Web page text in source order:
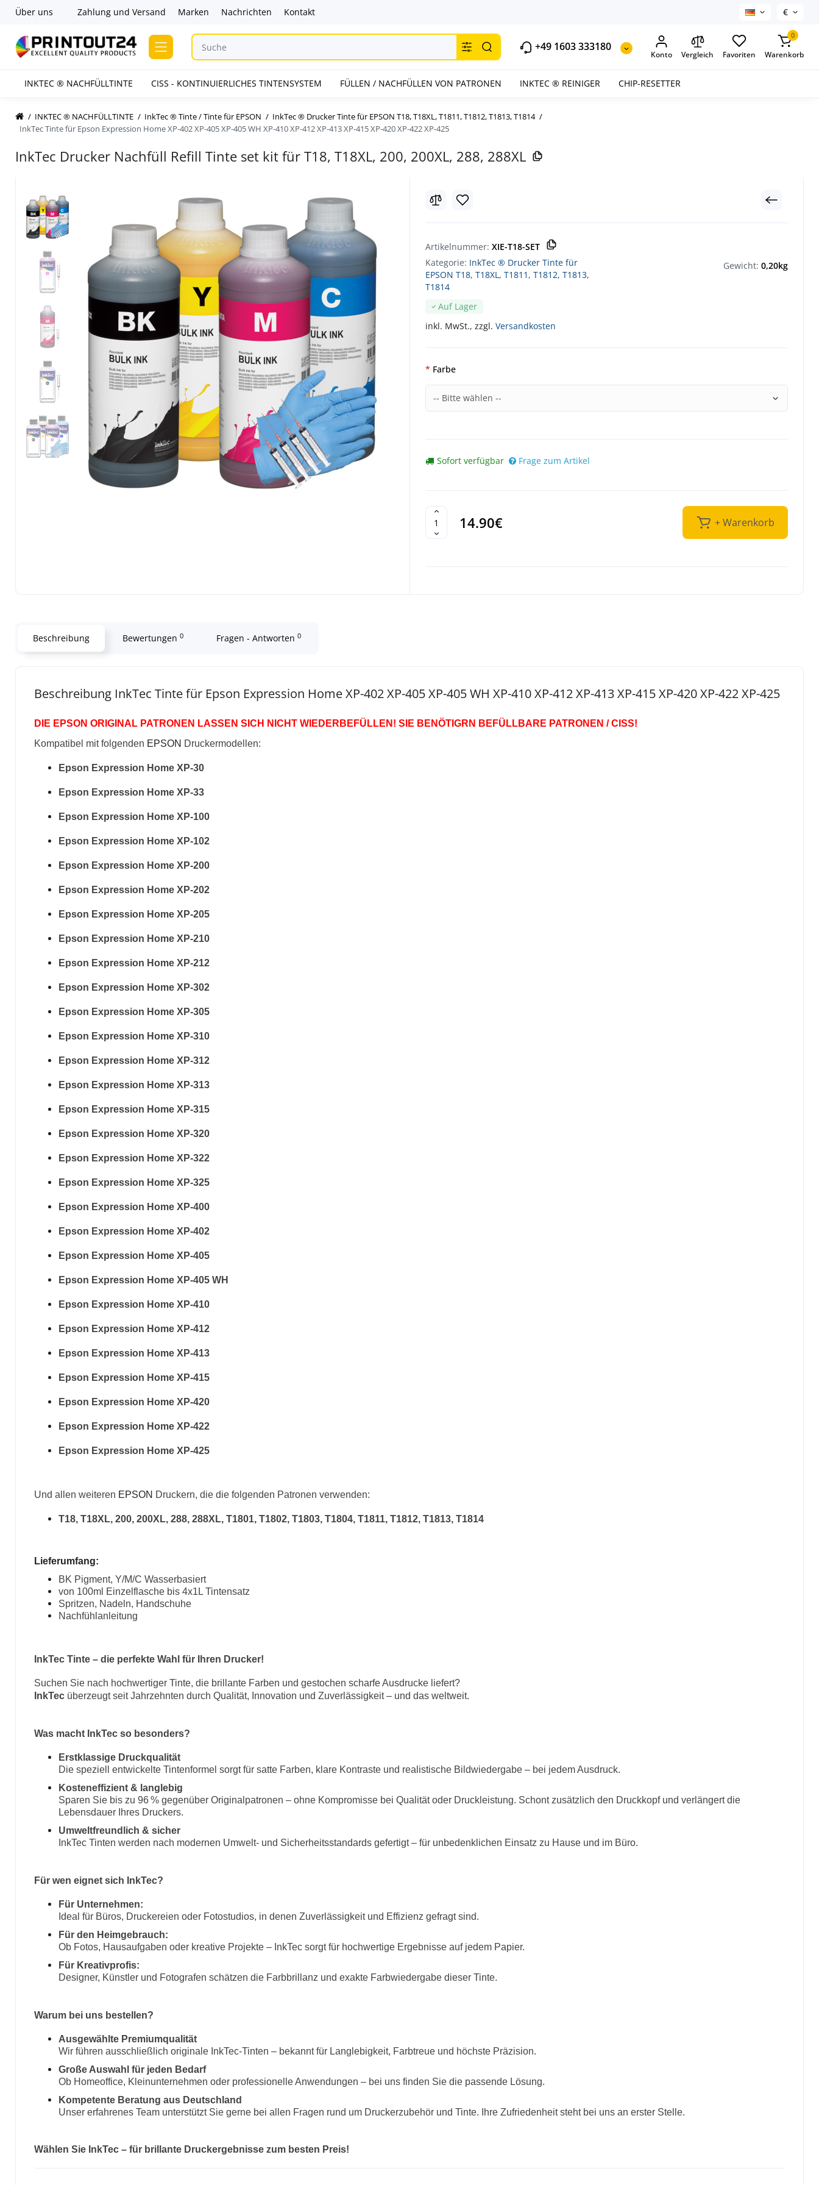
Über uns Zahlung und Versand Marken Nachrichten Kontakt €
+49 1603 333180
Konto Vergleich Favoriten
0
Warenkorb
INKTEC ® NACHFÜLLTINTE CISS - KONTINUIERLICHES TINTENSYSTEM FÜLLEN / NACHFÜLLEN VON PATRONEN INKTEC ® REINIGER CHIP-RESETTER
INKTEC ® NACHFÜLLTINTE InkTec ® Tinte / Tinte für EPSON
InkTec ® Drucker Tinte für EPSON T18, T18XL, T1811, T1812, T1813, T1814
InkTec Tinte für Epson Expression Home XP-402 XP-405 XP-405 WH XP-410 XP-412 XP-413 XP-415 XP-420 XP-422 XP-425
InkTec Drucker Nachfüll Refill Tinte set kit für T18, T18XL, 200, 200XL, 288, 288XL
Artikelnummer: XIE-T18-SET
Kategorie: InkTec ® Drucker Tinte für
EPSON T18, T18XL, T1811, T1812, T1813,
T1814
Auf Lager
inkl. MwSt., zzgl. Versandkosten
Gewicht: 0,20kg
Farbe
Sofort verfügbar Frage zum Artikel
14.90€ + Warenkorb
Beschreibung Bewertungen 0 Fragen - Antworten 0
Beschreibung InkTec Tinte für Epson Expression Home XP-402 XP-405 XP-405 WH XP-410 XP-412 XP-413 XP-415 XP-420 XP-422 XP-425
DIE EPSON ORIGINAL PATRONEN LASSEN SICH NICHT WIEDERBEFÜLLEN! SIE BENÖTIGRN BEFÜLLBARE PATRONEN / CISS!
Kompatibel mit folgenden EPSON Druckermodellen:
Epson Expression Home XP-30
Epson Expression Home XP-33
Epson Expression Home XP-100
Epson Expression Home XP-102
Epson Expression Home XP-200
Epson Expression Home XP-202
Epson Expression Home XP-205
Epson Expression Home XP-210
Epson Expression Home XP-212
Epson Expression Home XP-302
Epson Expression Home XP-305
Epson Expression Home XP-310
Epson Expression Home XP-312
Epson Expression Home XP-313
Epson Expression Home XP-315
Epson Expression Home XP-320
Epson Expression Home XP-322
Epson Expression Home XP-325
Epson Expression Home XP-400
Epson Expression Home XP-402
Epson Expression Home XP-405
Epson Expression Home XP-405 WH
Epson Expression Home XP-410
Epson Expression Home XP-412
Epson Expression Home XP-413
Epson Expression Home XP-415
Epson Expression Home XP-420
Epson Expression Home XP-422
Epson Expression Home XP-425
Und allen weiteren EPSON Druckern, die die folgenden Patronen verwenden:
T18, T18XL, 200, 200XL, 288, 288XL, T1801, T1802, T1803, T1804, T1811, T1812, T1813, T1814
Lieferumfang:
BK Pigment, Y/M/C Wasserbasiert
von 100ml Einzelflasche bis 4x1L Tintensatz
Spritzen, Nadeln, Handschuhe
Nachfühlanleitung
InkTec Tinte – die perfekte Wahl für Ihren Drucker!
Suchen Sie nach hochwertiger Tinte, die brillante Farben und gestochen scharfe Ausdrucke liefert?
InkTec überzeugt seit Jahrzehnten durch Qualität, Innovation und Zuverlässigkeit – und das weltweit.
Was macht InkTec so besonders?
Erstklassige Druckqualität
Die speziell entwickelte Tintenformel sorgt für satte Farben, klare Kontraste und realistische Bildwiedergabe – bei jedem Ausdruck.
Kosteneffizient & langlebig
Sparen Sie bis zu 96 % gegenüber Originalpatronen – ohne Kompromisse bei Qualität oder Druckleistung. Schont zusätzlich den Druckkopf und verlängert die
Lebensdauer Ihres Druckers.
Umweltfreundlich & sicher
InkTec Tinten werden nach modernen Umwelt- und Sicherheitsstandards gefertigt – für unbedenklichen Einsatz zu Hause und im Büro.
Für wen eignet sich InkTec?
Für Unternehmen:
Ideal für Büros, Druckereien oder Fotostudios, in denen Zuverlässigkeit und Effizienz gefragt sind.
Für den Heimgebrauch:
Ob Fotos, Hausaufgaben oder kreative Projekte – InkTec sorgt für hochwertige Ergebnisse auf jedem Papier.
Für Kreativprofis:
Designer, Künstler und Fotografen schätzen die Farbbrillanz und exakte Farbwiedergabe dieser Tinte.
Warum bei uns bestellen?
Ausgewählte Premiumqualität
Wir führen ausschließlich originale InkTec-Tinten – bekannt für Langlebigkeit, Farbtreue und höchste Präzision.
Große Auswahl für jeden Bedarf
Ob Homeoffice, Kleinunternehmen oder professionelle Anwendungen – bei uns finden Sie die passende Lösung.
Kompetente Beratung aus Deutschland
Unser erfahrenes Team unterstützt Sie gerne bei allen Fragen rund um Druckerzubehör und Tinte. Ihre Zufriedenheit steht bei uns an erster Stelle.
Wählen Sie InkTec – für brillante Druckergebnisse zum besten Preis!